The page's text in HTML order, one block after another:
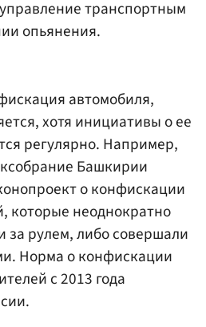
транспортным
опьянения.
автомобиля,
хотя инициативы о ее
регулярно. Например,
Башкирии
о конфискации
которые неоднократно
за рулем, либо совершали
Норма о конфискации
с 2013 года